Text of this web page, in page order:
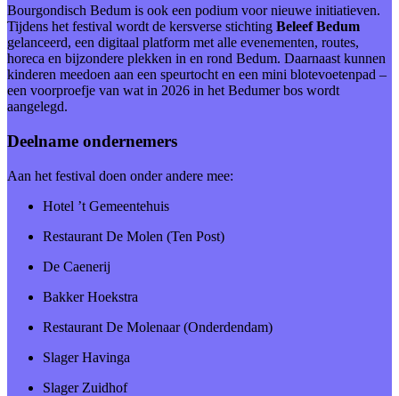
Bourgondisch Bedum is ook een podium voor nieuwe initiatieven.
Tijdens het festival wordt de kersverse stichting Beleef Bedum
gelanceerd, een digitaal platform met alle evenementen, routes,
horeca en bijzondere plekken in en rond Bedum. Daarnaast kunnen
kinderen meedoen aan een speurtocht en een mini blotevoetenpad –
een voorproefje van wat in 2026 in het Bedumer bos wordt
aangelegd.
Deelname ondernemers
Aan het festival doen onder andere mee:
Hotel ’t Gemeentehuis
Restaurant De Molen (Ten Post)
De Caenerij
Bakker Hoekstra
Restaurant De Molenaar (Onderdendam)
Slager Havinga
Slager Zuidhof